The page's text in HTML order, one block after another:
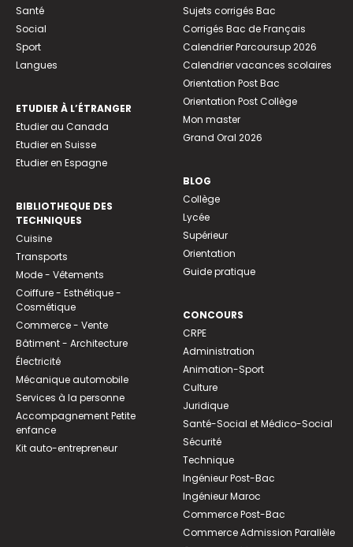
Santé
Social
Sport
Langues
ETUDIER À L’ÉTRANGER
Etudier au Canada
Etudier en Suisse
Etudier en Espagne
BIBLIOTHEQUE DES
TECHNIQUES
Cuisine
Transports
Mode - Vêtements
Coiffure - Esthétique -
Cosmétique
Commerce - Vente
Bâtiment - Architecture
Électricité
Mécanique automobile
Services à la personne
Accompagnement Petite
enfance
Kit auto-entrepreneur
Sujets corrigés Bac
Corrigés Bac de Français
Calendrier Parcoursup 2026
Calendrier vacances scolaires
Orientation Post Bac
Orientation Post Collège
Mon master
Grand Oral 2026
BLOG
Collège
Lycée
Supérieur
Orientation
Guide pratique
CONCOURS
CRPE
Administration
Animation-Sport
Culture
Juridique
Santé-Social et Médico-Social
Sécurité
Technique
Ingénieur Post-Bac
Ingénieur Maroc
Commerce Post-Bac
Commerce Admission Parallèle